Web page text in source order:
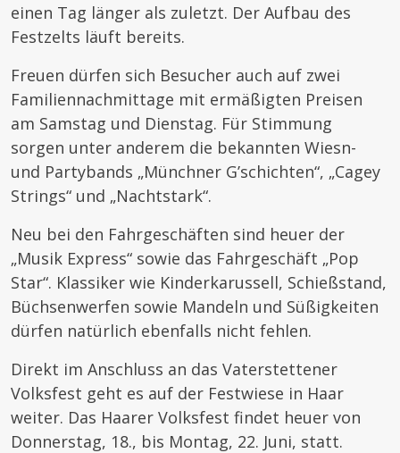
einen Tag länger als zuletzt. Der Aufbau des
Festzelts läuft bereits.
Freuen dürfen sich Besucher auch auf zwei
Familiennachmittage mit ermäßigten Preisen
am Samstag und Dienstag. Für Stimmung
sorgen unter anderem die bekannten Wiesn-
und Partybands „Münchner G’schichten“, „Cagey
Strings“ und „Nachtstark“.
Neu bei den Fahrgeschäften sind heuer der
„Musik Express“ sowie das Fahrgeschäft „Pop
Star“. Klassiker wie Kinderkarussell, Schießstand,
Büchsenwerfen sowie Mandeln und Süßigkeiten
dürfen natürlich ebenfalls nicht fehlen.
Direkt im Anschluss an das Vaterstettener
Volksfest geht es auf der Festwiese in Haar
weiter. Das Haarer Volksfest findet heuer von
Donnerstag, 18., bis Montag, 22. Juni, statt.